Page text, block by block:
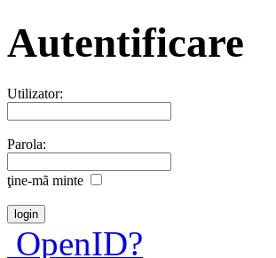
Autentificare
Utilizator:
Parola:
ţine-mã minte
OpenID?